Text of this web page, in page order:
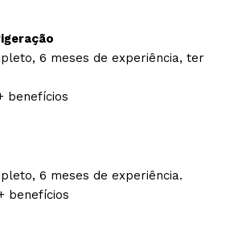
6 meses de experiência, ter
benefícios
6 meses de experiência.
benefícios